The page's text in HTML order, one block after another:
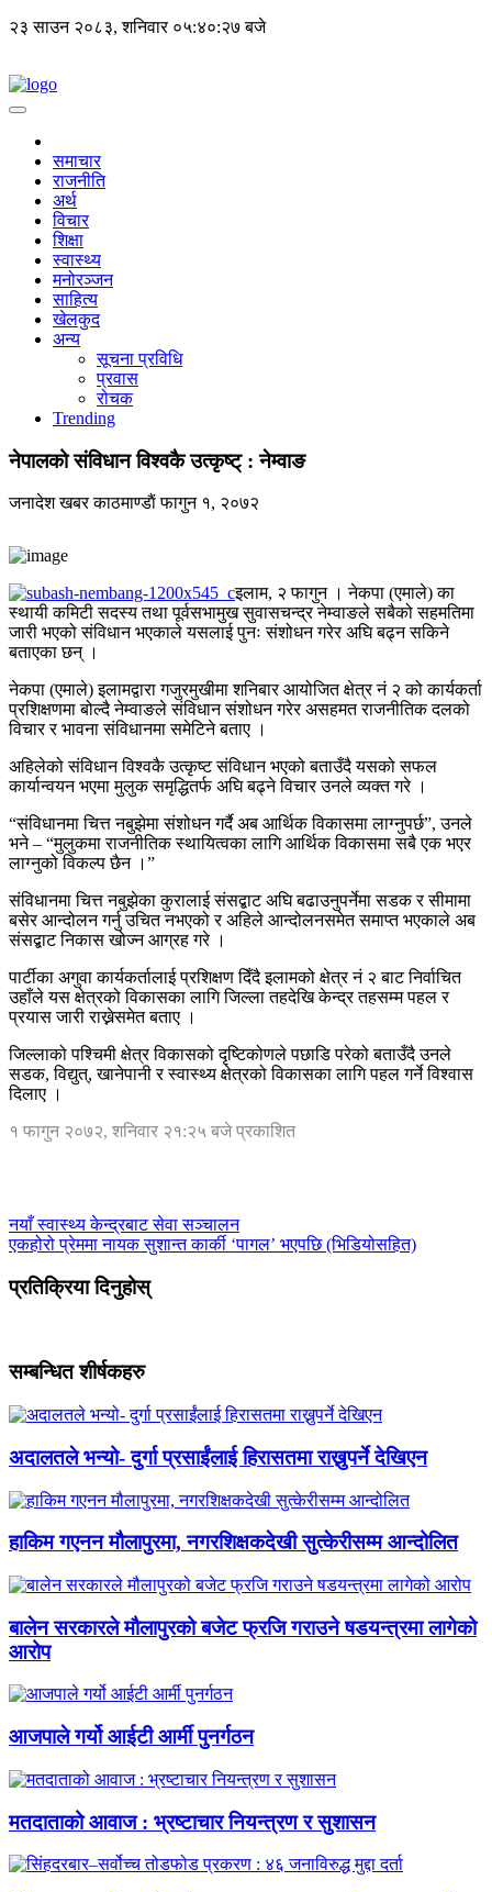
२३ साउन २०८३, शनिवार ०५:४०:२८ बजे
समाचार
राजनीति
अर्थ
विचार
शिक्षा
स्वास्थ्य
मनोरञ्जन
साहित्य
खेलकुद
अन्य
सूचना प्रविधि
प्रवास
रोचक
Trending
नेपालको संविधान विश्वकै उत्कृष्ट् : नेम्वाङ
जनादेश खबरकाठमाण्डाैंफागुन १, २०७२
इलाम, २ फागुन । नेकपा (एमाले) का
स्थायी कमिटी सदस्य तथा पूर्वसभामुख सुवासचन्द्र नेम्वाङले सबैको सहमतिमा
जारी भएको संविधान भएकाले यसलाई पुनः संशोधन गरेर अघि बढ्न सकिने
बताएका छन् ।
नेकपा (एमाले) इलामद्वारा गजुरमुखीमा शनिबार आयोजित क्षेत्र नं २ को कार्यकर्ता
प्रशिक्षणमा बोल्दै नेम्वाङले संविधान संशोधन गरेर असहमत राजनीतिक दलको
विचार र भावना संविधानमा समेटिने बताए ।
अहिलेको संविधान विश्वकै उत्कृष्ट संविधान भएको बताउँदै यसको सफल
कार्यान्वयन भएमा मुलुक समृद्धितर्फ अघि बढ्ने विचार उनले व्यक्त गरे ।
“संविधानमा चित्त नबुझेमा संशोधन गर्दै अब आर्थिक विकासमा लाग्नुपर्छ”, उनले
भने – “मुलुकमा राजनीतिक स्थायित्वका लागि आर्थिक विकासमा सबै एक भएर
लाग्नुको विकल्प छैन ।”
संविधानमा चित्त नबुझेका कुरालाई संसद्बाट अघि बढाउनुपर्नेमा सडक र सीमामा
बसेर आन्दोलन गर्नु उचित नभएको र अहिले आन्दोलनसमेत समाप्त भएकाले अब
संसद्बाट निकास खोज्न आग्रह गरे ।
पार्टीका अगुवा कार्यकर्तालाई प्रशिक्षण दिँदै इलामको क्षेत्र नं २ बाट निर्वाचित
उहाँले यस क्षेत्रको विकासका लागि जिल्ला तहदेखि केन्द्र तहसम्म पहल र
प्रयास जारी राख्नेसमेत बताए ।
जिल्लाको पश्चिमी क्षेत्र विकासको दृष्टिकोणले पछाडि परेको बताउँदै उनले
सडक, विद्युत्, खानेपानी र स्वास्थ्य क्षेत्रको विकासका लागि पहल गर्ने विश्वास
दिलाए ।
१ फागुन २०७२, शनिवार २१:२५ बजे प्रकाशित
नयाँ स्वास्थ्य केन्द्रबाट सेवा सञ्चालन
एकहोरो प्रेममा नायक सुशान्त कार्की ‘पागल’ भएपछि (भिडियोसहित)
प्रतिक्रिया दिनुहोस्
सम्बन्धित शीर्षकहरु
अदालतले भन्यो- दुर्गा प्रसाईंलाई हिरासतमा राख्नुपर्ने देखिएन
हाकिम गएनन मौलापुरमा, नगरशिक्षकदेखी सुत्केरीसम्म आन्दोलित
बालेन सरकारले मौलापुरको बजेट फ्रजि गराउने षडयन्त्रमा लागेको
आरोप
आजपाले गर्यो आईटी आर्मी पुनर्गठन
मतदाताको आवाज : भ्रष्टाचार नियन्त्रण र सुशासन